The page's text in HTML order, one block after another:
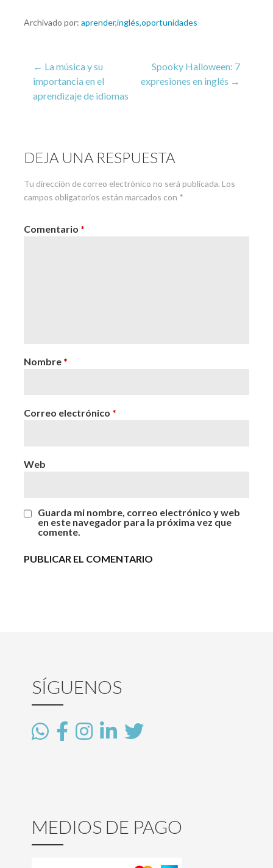
Archivado por: aprender,inglés,oportunidades
Navegación
de
← La música y su
importancia en el
aprendizaje de idiomas
Spooky Halloween: 7
expresiones en inglés →
DEJA UNA RESPUESTA
Tu dirección de correo electrónico no será publicada. Los
campos obligatorios están marcados con *
Comentario *
Nombre *
Correo electrónico *
Web
Guarda mi nombre, correo electrónico y web
en este navegador para la próxima vez que
comente.
SÍGUENOS
MEDIOS DE PAGO